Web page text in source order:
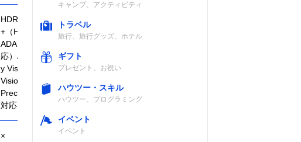
HDR10/HDR10
+（HDR10+
ADAPTIVE対
応）/HLG/Dolb
y Vision（Dolby
Vision IQ
Precision Detail
対応）
4K液晶パネル
（VA×LED）
×
フルHD液晶パ
キャンプ、アクティビティ
トラベル
旅行、旅行グッズ、ホテル
ギフト
プレゼント、お祝い
ハウツー・スキル
ハウツー、プログラミング
イベント
イベント